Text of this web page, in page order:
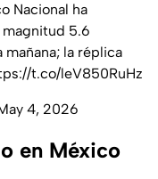
Nacional ha
magnitud 5.6
la réplica
t.co/leV850RuHz
4, 2026
en México